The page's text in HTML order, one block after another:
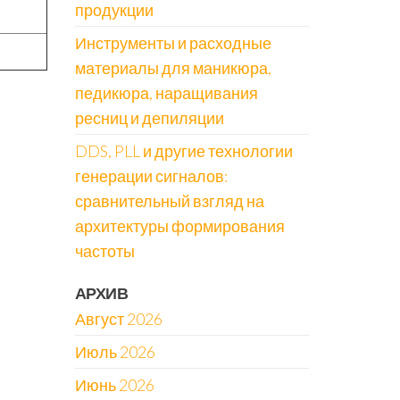
продукции
Инструменты и расходные
материалы для маникюра,
педикюра, наращивания
ресниц и депиляции
DDS, PLL и другие технологии
генерации сигналов:
сравнительный взгляд на
архитектуры формирования
частоты
АРХИВ
Август 2026
Июль 2026
Июнь 2026